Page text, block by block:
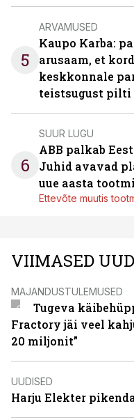
5
ARVAMUSED
Kaupo Karba:
arusaam, et
keskkonnale
teistsugust pilti
6
SUUR LUGU
ABB palkab
Juhid avavad
uue aasta
Ettevõte muutis
VIIMASED
MAJANDUSTULEMUSED
Tugeva
Fractory jäi veel
20 miljonit”
UUDISED
Harju Elekter